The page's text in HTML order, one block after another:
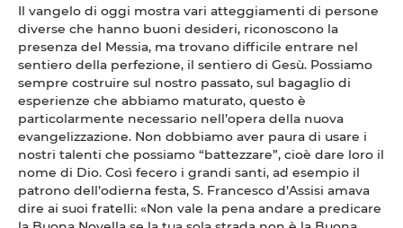
Il vangelo di oggi mostra vari atteggiamenti di persone
diverse che hanno buoni desideri, riconoscono la
presenza del Messia, ma trovano difficile entrare nel
sentiero della perfezione, il sentiero di Gesù. Possiamo
sempre costruire sul nostro passato, sul bagaglio di
esperienze che abbiamo maturato, questo è
particolarmente necessario nell’opera della nuova
evangelizzazione. Non dobbiamo aver paura di usare i
nostri talenti che possiamo “battezzare”, cioè dare loro il
nome di Dio. Così fecero i grandi santi, ad esempio il
patrono dell’odierna festa, S. Francesco d’Assisi amava
dire ai suoi fratelli: «Non vale la pena andare a predicare